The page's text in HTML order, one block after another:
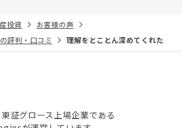
投資
お客様の声
評判・口コミ
理解をとことん深めてくれた
東証グロース上場企業である